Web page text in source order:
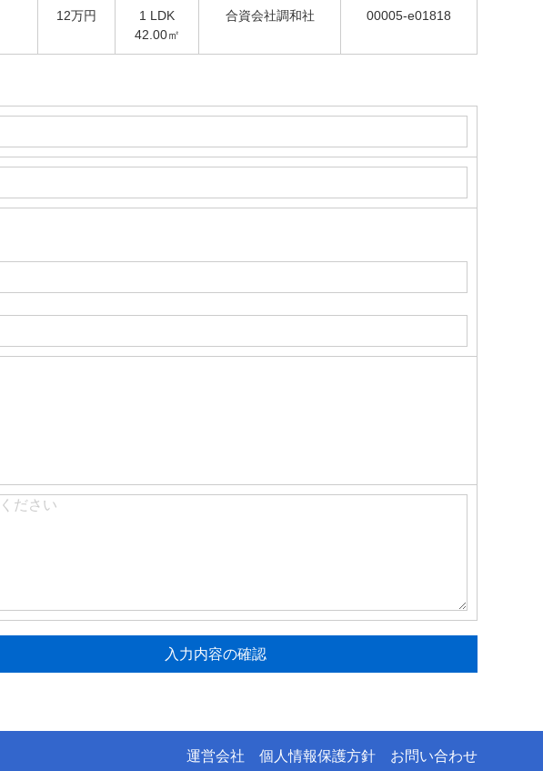
12万円
1 LDK
42.00㎡
合資会社調和社 00005-e01818
運営会社 個人情報保護方針 お問い合わせ